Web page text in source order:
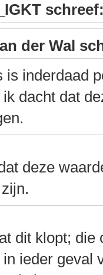
der Wal
is inderdaad
dacht dat
deze
dit klopt;
ieder geval